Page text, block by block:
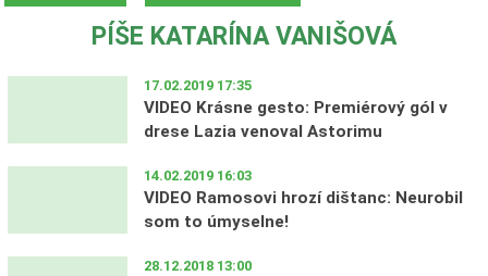
PÍŠE KATARÍNA VANIŠOVÁ
17.02.2019 17:35
VIDEO Krásne gesto: Premiérový gól v
drese Lazia venoval Astorimu
14.02.2019 16:03
VIDEO Ramosovi hrozí dištanc: Neurobil
som to úmyselne!
28.12.2018 13:00